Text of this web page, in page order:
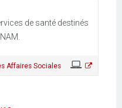
de santé destinés
Affaires Sociales